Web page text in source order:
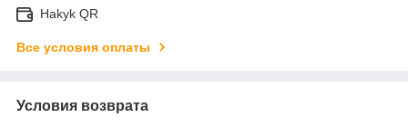
Hakyk QR
Все условия оплаты
Условия возврата